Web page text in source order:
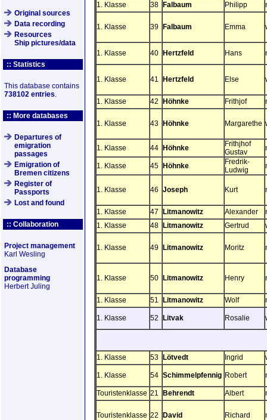
Original sources
Data recording
Resources
Ship pictures/data
:: Statistics
This database contains
738102 entries.
:: More databases
Departures of
emigration
passages
Emigration of
Bremen citizens
Register of
Passports
Lost and found
:: Collaboration
Project management
Karl Wesling
Database
programming
Herbert Juling
1. Klasse
38 Falbaum Philipp
1. Klasse 39 Falbaum Emma
1. Klasse 40 Hertzfeld Hans
1. Klasse 41 Hertzfeld Else
1. Klasse 42 Höhnke Frithjof
1. Klasse 43 Höhnke Margarethe
1. Klasse 44 Höhnke
Frithjhof
Gustav
1. Klasse 45 Höhnke
Fredrik-
Ludwig
1. Klasse 46 Joseph Kurt
1. Klasse 47 Litmanowitz Alexander
1. Klasse
48 Litmanowitz Gertrud
1. Klasse 49 Litmanowitz Moritz
1. Klasse 50 Litmanowitz Henry
1. Klasse 51 Litmanowitz Wolf
1. Klasse 52 Litvak Rosalie
1. Klasse 53 Lötvedt Ingrid
1. Klasse 54 Schimmelpfennig Robert
Touristenklasse 21 Behrendt Albert
Touristenklasse 22 David Richard